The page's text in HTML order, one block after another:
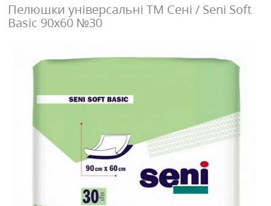
Пелюшки універсальні ТМ Сені / Seni Soft
Basic 90х60 №30